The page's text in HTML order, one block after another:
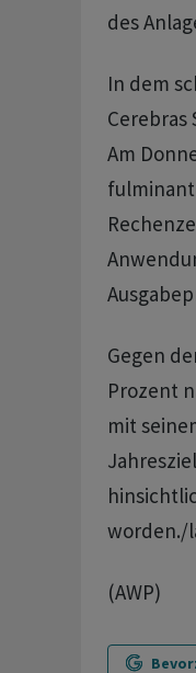
des
In dem
Cerebras
Am
Gegen
Prozent
mit
worden./
(AWP)